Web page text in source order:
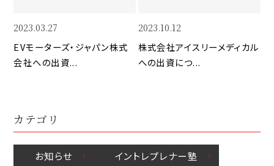
2023.03.27
EVモーターズ・ジャパン株式
会社への出資...
2023.10.12
株式会社アイスリーメディカル
への出資につ...
カテゴリ
お知らせ
イントレプレナー塾